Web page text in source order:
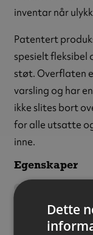
inventar når
Patentert
spesielt fleksibel
støt. Overflaten
varsling og har
ikke slites bort
for alle utsatte
inne.
Egenskaper
Slitesterk og
Tåler
Dette